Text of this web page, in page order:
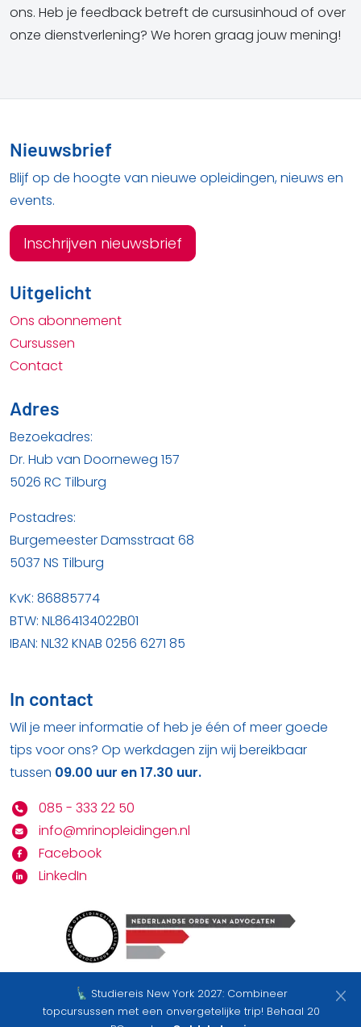
ons. Heb je feedback betreft de cursusinhoud of over
onze dienstverlening? We horen graag jouw mening!
Nieuwsbrief
Blijf op de hoogte van nieuwe opleidingen, nieuws en
events.
Inschrijven nieuwsbrief
Uitgelicht
Ons abonnement
Cursussen
Contact
Adres
Bezoekadres:
Dr. Hub van Doorneweg 157
5026 RC Tilburg
Postadres:
Burgemeester Damsstraat 68
5037 NS Tilburg
KvK: 86885774
BTW: NL864134022B01
IBAN: NL32 KNAB 0256 6271 85
In contact
Wil je meer informatie of heb je één of meer goede
tips voor ons? Op werkdagen zijn wij bereikbaar
tussen 09.00 uur en 17.30 uur.
085 - 333 22 50
info@mrinopleidingen.nl
Facebook
LinkedIn
Bekijk hier onzeprivacy statement&algemene
voorwaarden
Studiereis New York 2027: Combineer
topcursussen met een onvergetelijke trip! Behaal 20